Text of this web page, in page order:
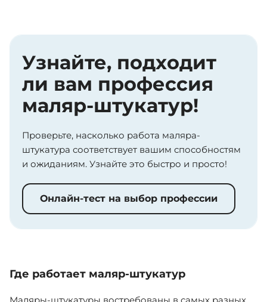
Узнайте, подходит
ли вам профессия
маляр-штукатур!
Проверьте, насколько работа маляра-
штукатура соответствует вашим способностям
и ожиданиям. Узнайте это быстро и просто!
Онлайн-тест на выбор профессии
Где работает маляр-штукатур